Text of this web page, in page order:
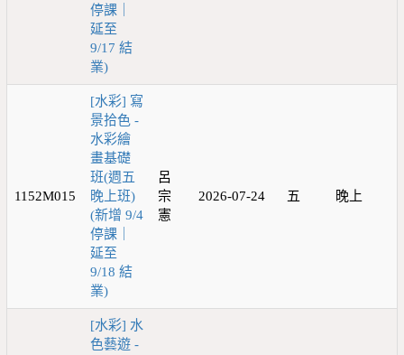
停課｜
延至
9/17 結
業)
1152M015
[水彩] 寫
景拾色 -
水彩繪
畫基礎
班(週五
晚上班)
(新增 9/4
停課｜
延至
9/18 結
業)
呂
宗
憲
2026-07-24 五 晚上
[水彩] 水
色藝遊 -